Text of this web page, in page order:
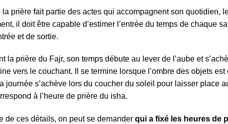
la prière fait partie des actes qui accompagnent son quotidien,
il doit être capable d’estimer l’entrée du temps de chaque
et de sortie.
la prière du Fajr, son temps débute au lever de l’aube et
vers le couchant. Il se termine lorsque l’ombre des objets
journée s’achève lors du coucher du soleil pour laisser place
à l’heure de prière du isha.
de ces détails, on peut se demander qui a fixé les heures de